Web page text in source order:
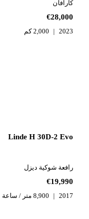
€28,000
كارافان
2023 2,000 كم
Linde H 30D-2 Evo
€19,990
رافعة شوكية ديزل
2017 8,900 متر / ساعة